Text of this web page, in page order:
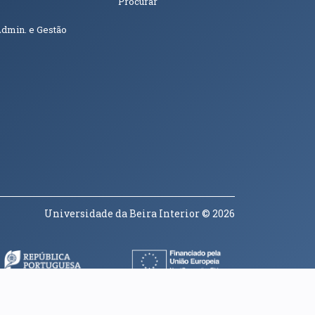
e Gestão
Universidade da Beira Interior© 2026
janela) (abre em nova janela)